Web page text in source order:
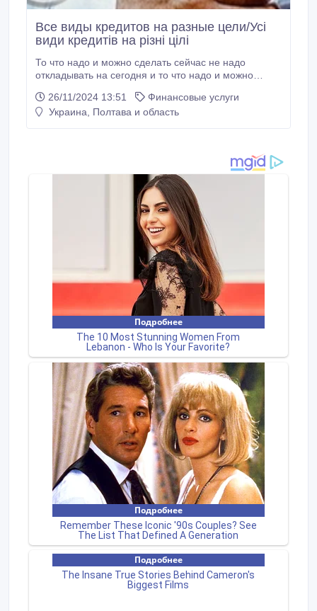
Все виды кредитов на разные цели/Усі
види кредитів на різні цілі
То что надо и можно сделать сейчас не надо
откладывать на сегодня и то что надо и можно
Есть сейчас и вперёд. =Денежный займ под залог
недвижимости от 2.5 % в месяц, оформление у
владельца в управлении без переоформления или
значения).
26/11/2024 13:51
Финансовые услуги
Украина, Полтава и область